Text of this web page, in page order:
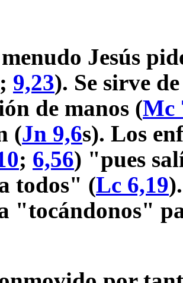
Jesús
; 9,23). Se sirve
de manos (Mc
(Jn 9,6s). Los
; 6,56) "pues
todos" (Lc 6,19
"tocándonos"